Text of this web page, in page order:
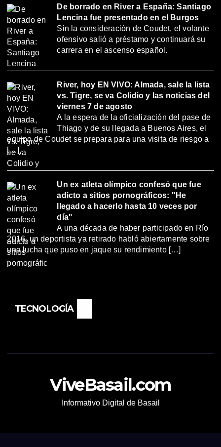
De borrado en River a España: Santiago
Lencina fue presentado en el Burgos
Sin la consideración de Coudet, el volante
ofensivo salió a préstamo y continuará su
carrera en el ascenso español.
River, hoy EN VIVO: Almada, sale la lista
vs. Tigre, se va Colidio y las noticias del
viernes 7 de agosto
A la espera de la oficialización del pase de
Thiago y de su llegada a Buenos Aires, el
equipo de Coudet se prepara para una visita de riesgo a
[…]
Un ex atleta olímpico confesó que fue
adicto a sitios pornográficos: "He
llegado a hacerlo hasta 10 veces por
día"
A una década de haber participado en Río
2016, un deportista ya retirado habló abiertamente sobre
una lucha que puso en jaque su rendimiento […]
TECNOLOGÍA
ViveBasail.com
Informativo Digital de Basail